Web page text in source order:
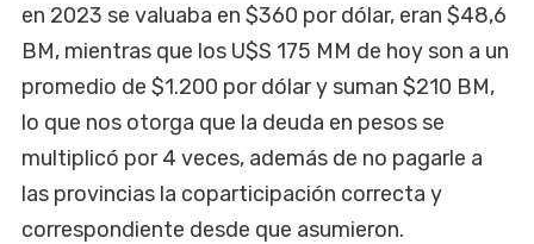
en 2023 se valuaba en $360 por dólar, eran $48,6
BM, mientras que los U$S 175 MM de hoy son a un
promedio de $1.200 por dólar y suman $210 BM,
lo que nos otorga que la deuda en pesos se
multiplicó por 4 veces, además de no pagarle a
las provincias la coparticipación correcta y
correspondiente desde que asumieron.